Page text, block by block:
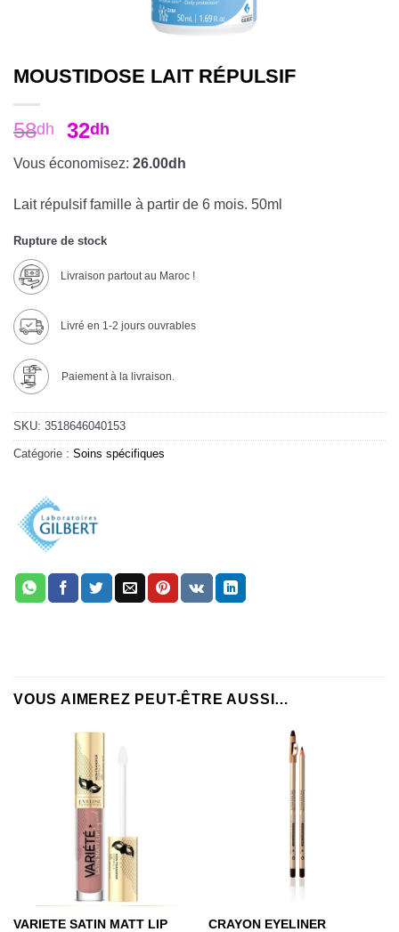
MOUSTIDOSE LAIT RÉPULSIF
58dh 32dh
Vous économisez: 26.00dh
Lait répulsif famille à partir de 6 mois. 50ml
Rupture de stock
Livraison partout au Maroc !
Livré en 1-2 jours ouvrables
Paiement à la livraison.
SKU: 3518646040153
Catégorie : Soins spécifiques
VOUS AIMEREZ PEUT-ÊTRE AUSSI…
VARIETE SATIN MATT LIP
CRAYON EYELINER